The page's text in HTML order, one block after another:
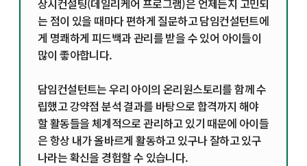
는 점이 있을 때마다 편하게 질문하고 담임컨설턴트에
게 명쾌하게 피드백과 관리를 받을 수 있어 아이들이
많이 좋아합니다.
담임컨설턴트는 우리 아이의 온리원스토리를 함께 수
립했고 강약점 분석 결과를 바탕으로 합격까지 해야
할 활동들을 체계적으로 관리하고 있기 때문에 아이들
은 항상 내가 올바르게 활동하고 있구나 잘하고 있구
나라는 확신을 경험할 수 있습니다.